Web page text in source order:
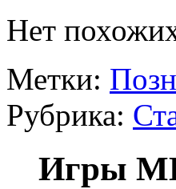
Нет
Метки:
Рубрика:
Игры